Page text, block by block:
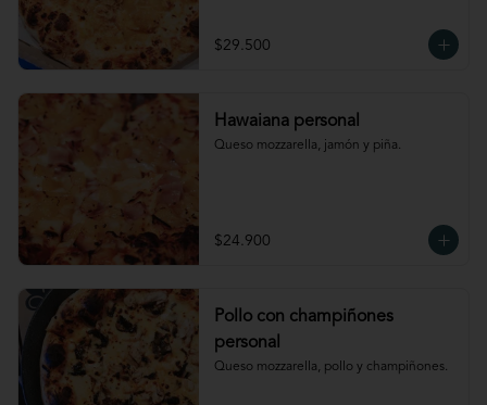
$29.500
Hawaiana personal
Queso mozzarella, jamón y piña.
$24.900
Pollo con champiñones
personal
Queso mozzarella, pollo y champiñones.